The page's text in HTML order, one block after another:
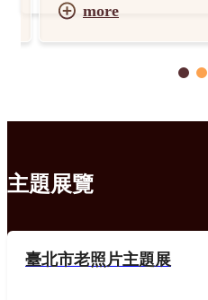
more
主題展覽
臺北市老照片主題展